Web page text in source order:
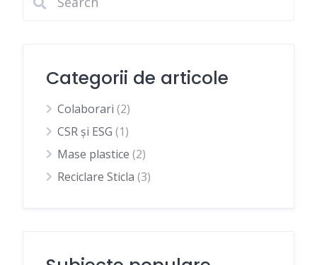
Categorii de articole
Colaborari (2)
CSR și ESG (1)
Mase plastice (2)
Reciclare Sticla (3)